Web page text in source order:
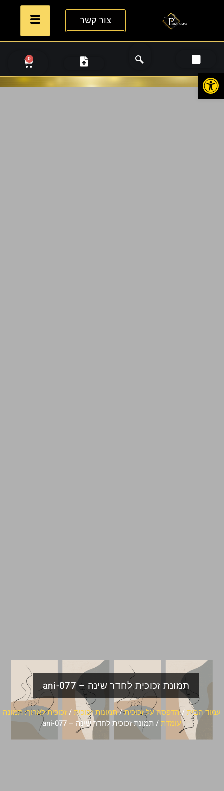
פתח סרגל נגישות
צור קשר
0
תמונת זכוכית לחדר שינה – ani-077
עמוד הבית /הדפסה על זכוכית/תמונות זכוכית/זכוכית לארוך: תמונה
עומדת/ תמונת זכוכית לחדר שינה – ani-077